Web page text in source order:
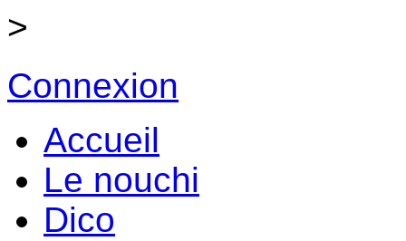
>
Connexion
Accueil
Le nouchi
Dico